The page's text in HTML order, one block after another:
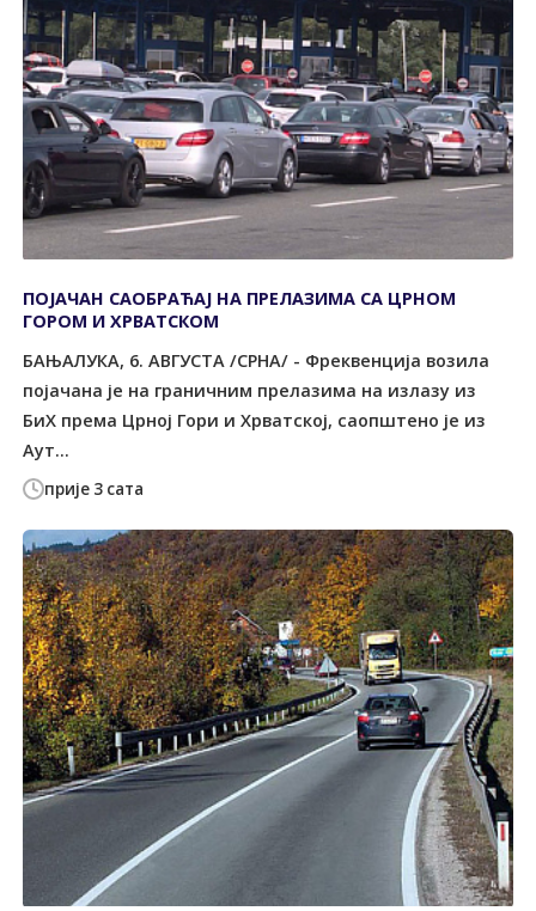
прије 3 сата
ПОЈАЧАН САОБРАЋАЈ НА ПРЕЛАЗИМА СА ЦРНОМ
ГОРОМ И ХРВАТСКОМ
БАЊАЛУКА, 6. АВГУСТА /СРНА/ - Фреквенција возила
појачана је на граничним прелазима на излазу из
БиХ према Црној Гори и Хрватској, саопштено је из
Аут...